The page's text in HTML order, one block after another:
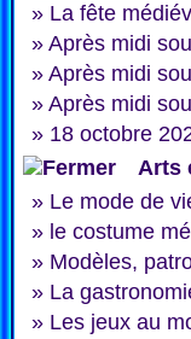
» La fête
» Après midi
» Après midi
» Après midi
» 18 octobre
Arts
» Le mode de
» le costume
» Modèles,
» La
» Les jeux au